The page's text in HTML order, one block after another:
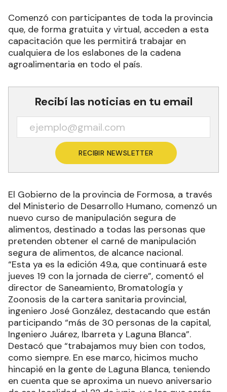
Comenzó con participantes de toda la provincia
que, de forma gratuita y virtual, acceden a esta
capacitación que les permitirá trabajar en
cualquiera de los eslabones de la cadena
agroalimentaria en todo el país.
Recibí las noticias en tu email
RECIBIR NEWSLETTER
El Gobierno de la provincia de Formosa, a través
del Ministerio de Desarrollo Humano, comenzó un
nuevo curso de manipulación segura de
alimentos, destinado a todas las personas que
pretenden obtener el carné de manipulación
segura de alimentos, de alcance nacional.
“Esta ya es la edición 49.a, que continuará este
jueves 19 con la jornada de cierre”, comentó el
director de Saneamiento, Bromatología y
Zoonosis de la cartera sanitaria provincial,
ingeniero José González, destacando que están
participando “más de 30 personas de la capital,
Ingeniero Juárez, Ibarreta y Laguna Blanca”.
Destacó que “trabajamos muy bien con todos,
como siempre. En ese marco, hicimos mucho
hincapié en la gente de Laguna Blanca, teniendo
en cuenta que se aproxima un nuevo aniversario